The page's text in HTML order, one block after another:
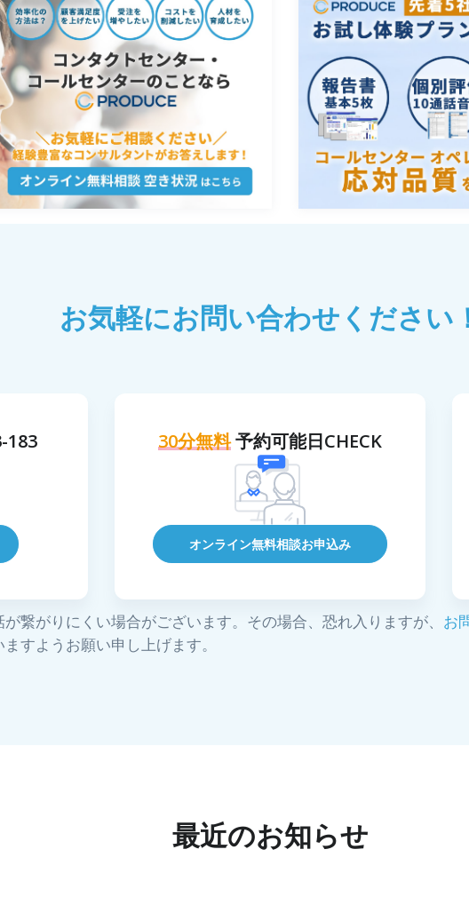
お気軽にお問い合わせください
183 30分無料予約可能日CHECK
オンライン無料相談お申込み
繋がりにくい場合がございます。その場合、恐れ入りますが、 お
すようお願い申し上げます。
最近のお知らせ